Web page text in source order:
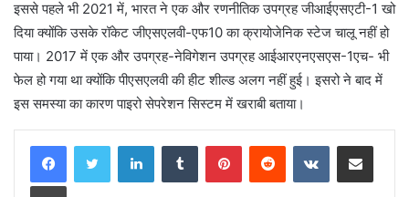
इससे पहले भी 2021 में, भारत ने एक और रणनीतिक उपग्रह जीआईएसएटी-1 खो
दिया क्योंकि उसके रॉकेट जीएसएलवी-एफ10 का क्रायोजेनिक स्टेज चालू नहीं हो
पाया। 2017 में एक और उपग्रह-नेविगेशन उपग्रह आईआरएनएसएस-1एच- भी
फेल हो गया था क्योंकि पीएसएलवी की हीट शील्ड अलग नहीं हुई। इसरो ने बाद में
इस समस्या का कारण पाइरो सेपरेशन सिस्टम में खराबी बताया।